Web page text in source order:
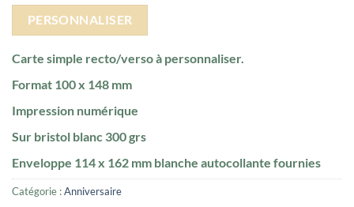
PERSONNALISER
Carte simple recto/verso à personnaliser.
Format 100 x 148 mm
Impression numérique
Sur bristol blanc 300 grs
Enveloppe 114 x 162 mm blanche autocollante fournies
Catégorie :Anniversaire